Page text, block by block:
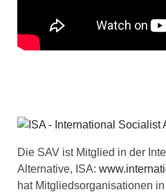
Die SAV ist Mitglied in der
Alternative, ISA:
hat Mitgliedsorganisationen